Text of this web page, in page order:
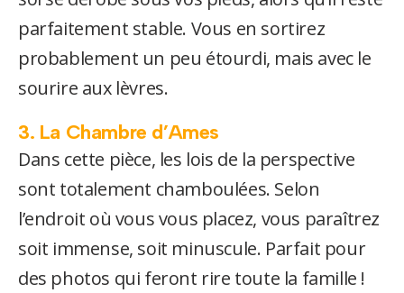
parfaitement stable. Vous en sortirez
probablement un peu étourdi, mais avec le
sourire aux lèvres.
3. La Chambre d’Ames
Dans cette pièce, les lois de la perspective
sont totalement chamboulées. Selon
l’endroit où vous vous placez, vous paraîtrez
soit immense, soit minuscule. Parfait pour
des photos qui feront rire toute la famille !